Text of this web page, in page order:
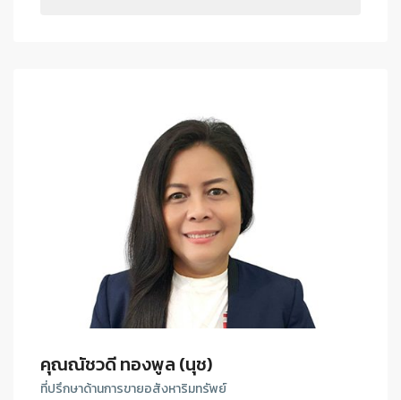
คุณณัชวดี ทองพูล (นุช)
ที่ปรึกษาด้านการขายอสังหาริมทรัพย์